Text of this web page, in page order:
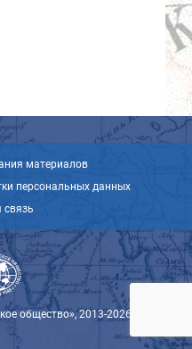
материалов
персональных данных
связь
общество», 2013-2026